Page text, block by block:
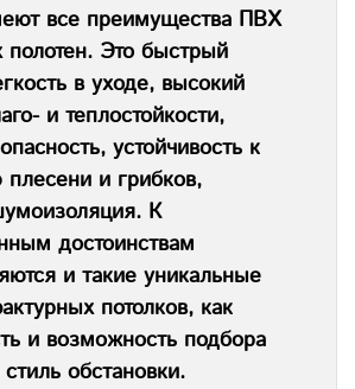
все преимущества ПВХ
полотен. Это быстрый
в уходе, высокий
и теплостойкости,
устойчивость к
и грибков,
К
достоинствам
и такие уникальные
потолков, как
и возможность подбора
обстановки.